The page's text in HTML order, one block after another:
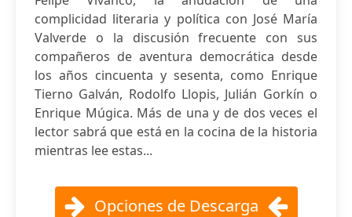
complicidad literaria y política con José María
Valverde o la discusión frecuente con sus
compañeros de aventura democrática desde
los años cincuenta y sesenta, como Enrique
Tierno Galván, Rodolfo Llopis, Julián Gorkín o
Enrique Múgica. Más de una y de dos veces el
lector sabrá que está en la cocina de la historia
mientras lee estas...
Opciones de Descarga